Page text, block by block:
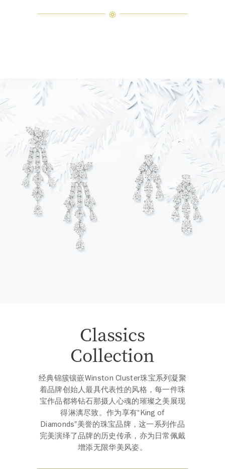
Classics
Collection
经典锦簇镶嵌Winston Cluster珠宝系列凝聚
着品牌创始人最具代表性的风格，每一件珠
宝作品都将钻石那摄人心魂的璀璨之美展现
得淋漓尽致。作为享有“King of
Diamonds"美誉的珠宝品牌，这一系列作品
完美演绎了品牌的历史传承，亦为日常佩戴
增添无限华美风姿。